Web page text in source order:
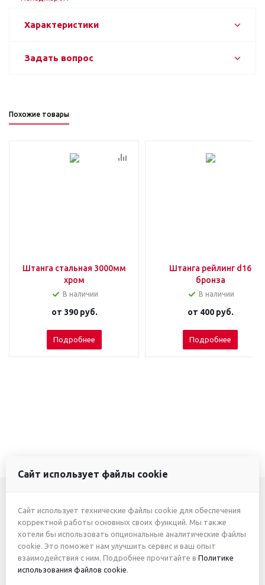
Характеристики
Задать вопрос
Похожие товары
Штанга стальная 3000мм
хром
В наличии
от 390 руб.
Подробнее
Штанга рейлинг d16
бронза
В наличии
от 400 руб.
Подробнее
+7 (3412) 46-7777
+7 (912) 746-00-77
Сайт использует файлы cookie
Сайт использует технические файлы cookie для обеспечения
корректной работы основных своих функций. Мы также
хотели бы использовать опциональные аналитические файлы
cookie. Это поможет нам улучшить сервис и ваш опыт
взаимодействия с ним. Подробнее прочитайте в Политике
использования файлов cookie.